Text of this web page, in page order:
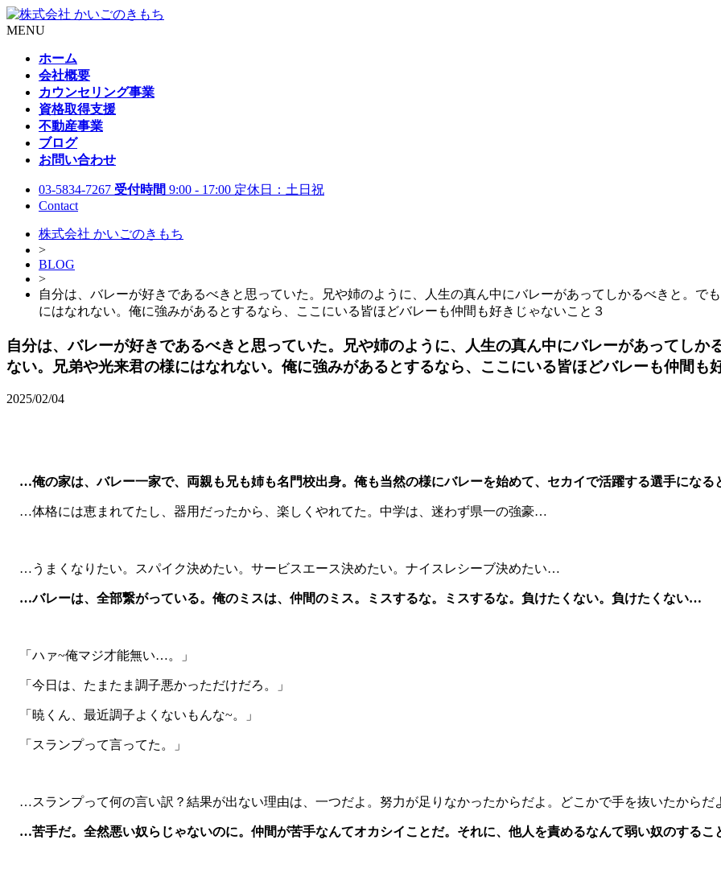
MENU
ホーム
会社概要
カウンセリング事業
資格取得支援
不動産事業
ブログ
お問い合わせ
03-5834-7267 受付時間 9:00 - 17:00 定休日：土日祝
Contact
株式会社 かいごのきもち
>
BLOG
>
自分は、バレーが好きであるべきと思っていた。兄や姉のように、人生の真ん中にバレーがあってしかるべきと。で
にはなれない。俺に強みがあるとするなら、ここにいる皆ほどバレーも仲間も好きじゃないこと３
自分は、バレーが好きであるべきと思っていた。兄や姉のように、人生の真ん中にバレーがあってし
ない。兄弟や光来君の様にはなれない。俺に強みがあるとするなら、ここにいる皆ほどバレーも仲間も
2025/02/04
…俺の家は、バレー一家で、両親も兄も姉も名門校出身。俺も当然の様にバレーを始めて、セカイで活躍する選手にな
…体格には恵まれてたし、器用だったから、楽しくやれてた。中学は、迷わず県一の強豪…
…うまくなりたい。スパイク決めたい。サービスエース決めたい。ナイスレシーブ決めたい…
…バレーは、全部繋がっている。俺のミスは、仲間のミス。ミスするな。ミスするな。負けたくない。負けたくない…
「ハァ~俺マジ才能無い…。」
「今日は、たまたま調子悪かっただけだろ。」
「暁くん、最近調子よくないもんな~。」
「スランプって言ってた。」
…スランプって何の言い訳？結果が出ない理由は、一つだよ。努力が足りなかったからだよ。どこかで手を抜いたから
…苦手だ。全然悪い奴らじゃないのに。仲間が苦手なんてオカシイことだ。それに、他人を責めるなんて弱い奴のする